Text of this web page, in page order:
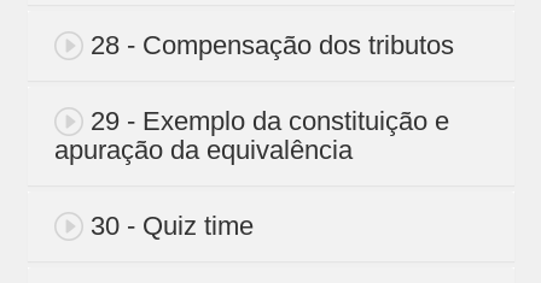
28 - Compensação dos tributos
29 - Exemplo da constituição e
apuração da equivalência
30 - Quiz time